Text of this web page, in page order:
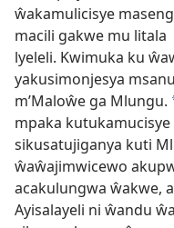
ŵakamulicisye
macili gakwe mu litala
lyeleli. Kwimuka ku
yakusimonjesya
m’Maloŵe ga Mlungu.
mpaka
sikusatujiganya kuti
ŵaŵajimwicewo
acakulungwa ŵakwe,
Ayisalayeli ni ŵandu